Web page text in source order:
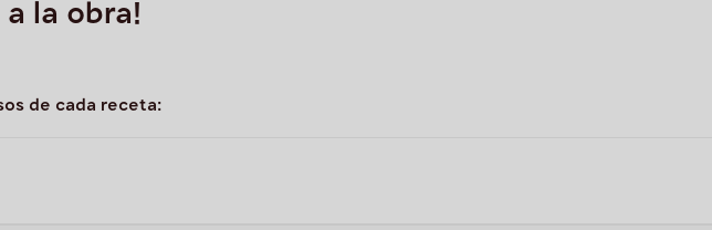
a la obra!
de cada receta: